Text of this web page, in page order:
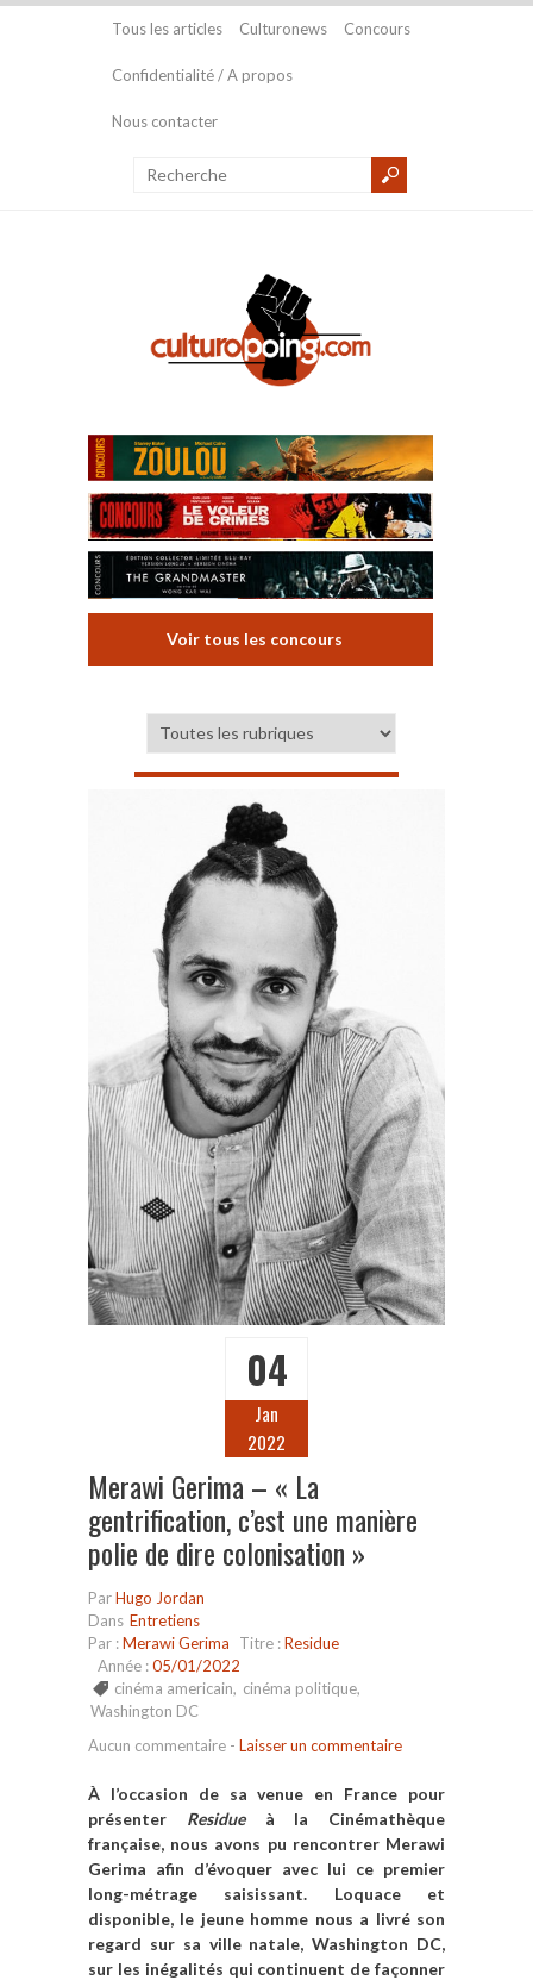
Tous les articles Culturonews Concours
Confidentialité / A propos
Nous contacter
Voir tous les concours
04
Jan
2022
Merawi Gerima – « La
gentrification, c’est une manière
polie de dire colonisation »
ParHugo Jordan
Dans Entretiens
Par :Merawi Gerima Titre :Residue
Année :05/01/2022
cinéma americain, cinéma politique,
Washington DC
Aucun commentaire - Laisser un commentaire
À l’occasion de sa venue en France pour
présenter Residue à la Cinémathèque
française, nous avons pu rencontrer Merawi
Gerima afin d’évoquer avec lui ce premier
long-métrage saisissant. Loquace et
disponible, le jeune homme nous a livré son
regard sur sa ville natale, Washington DC,
sur les inégalités qui continuent de façonner